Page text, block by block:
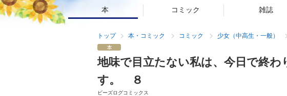
本 コミック 雑誌
トップ 本・コミック コミック 少女（中高生・一般）
地味で目立たない私は、今日で終わ
す。 ８
ビーズログコミックス